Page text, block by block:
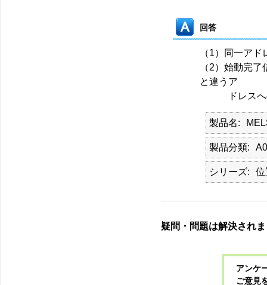
回答
（1）同一ア
（2）始動完
と違うア
ドレスへの
製品名
製品分類
シリーズ 位
疑問・問題は解決され
アンケ
ご意見